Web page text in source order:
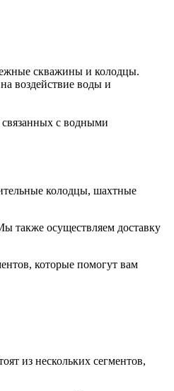
скважины и колодцы.
воздействие воды и
связанных с водными
колодцы, шахтные
также осуществляем доставку
которые помогут вам
из нескольких сегментов,